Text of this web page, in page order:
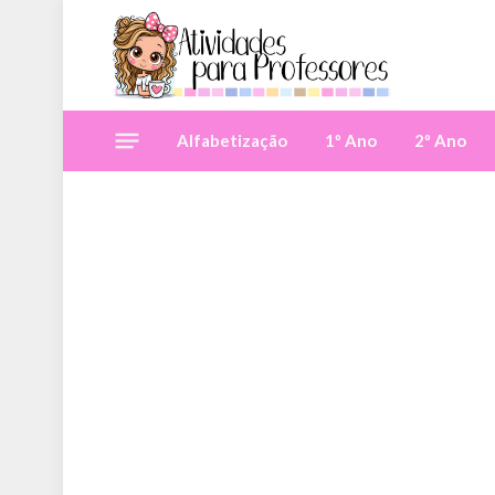
Alfabetização 1º Ano 2º Ano